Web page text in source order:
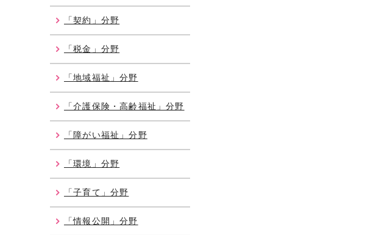
「契約」分野
「税金」分野
「地域福祉」分野
「介護保険・高齢福祉」分野
「障がい福祉」分野
「環境」分野
「子育て」分野
「情報公開」分野